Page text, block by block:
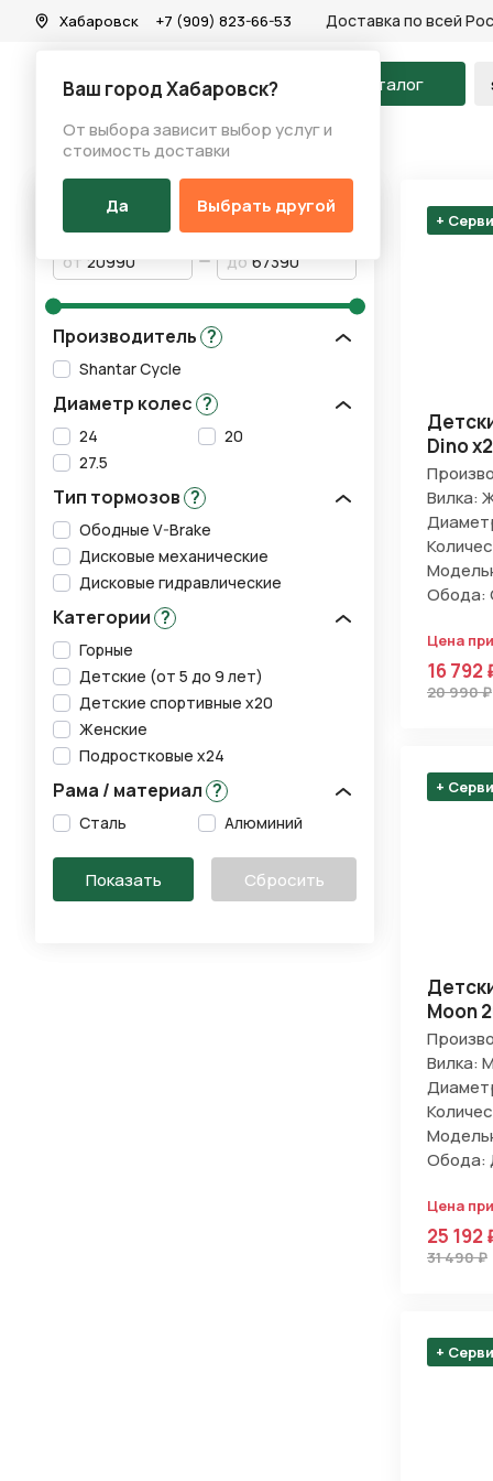
Хабаровск
Ваш город Хабаровск?
От выбора зависит выбор услуг и
стоимость доставки
Да Выбрать другой
+7 (909) 823-66-53 Доставка по всей
На главную Каталог
Результаты поиска
от до
Производитель ?
Shantar Cycle
Диаметр колес ?
24
20
27.5
Тип тормозов ?
Ободные V-Brake
Дисковые механические
Дисковые гидравлические
Категории ?
Горные
Детские (от 5 до 9 лет)
Детские спортивные х20
Женские
Подростковые х24
Рама / материал ?
Сталь Алюминий
+
Dino
Вилка:
Обода:
Цена
16 792
20 990 ₽
+
Moon
Вилка:
Обода:
Цена
25 192
31 490 ₽
+